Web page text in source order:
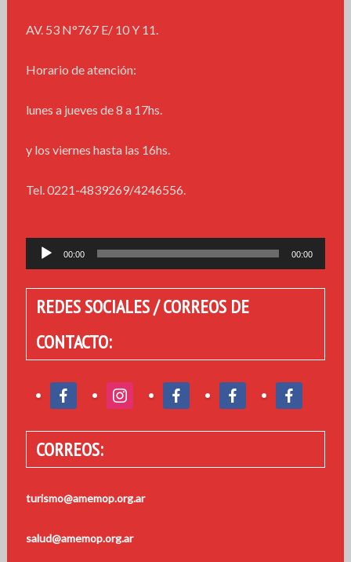
AV. 53 N°767 E/ 10 Y 11.
Horario de atención:
lunes a jueves de 8 a 17hs.
y los viernes hasta las 16hs.
Tel. 0221-4839269/4246556.
Reproductor
de
audio
00:00 00:00
REDES SOCIALES / CORREOS DE
CONTACTO:
CORREOS:
turismo@amemop.org.ar
salud@amemop.org.ar